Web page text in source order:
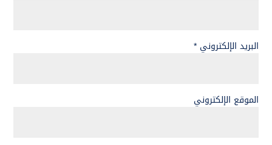
البريد الإلكتروني *
الموقع الإلكتروني